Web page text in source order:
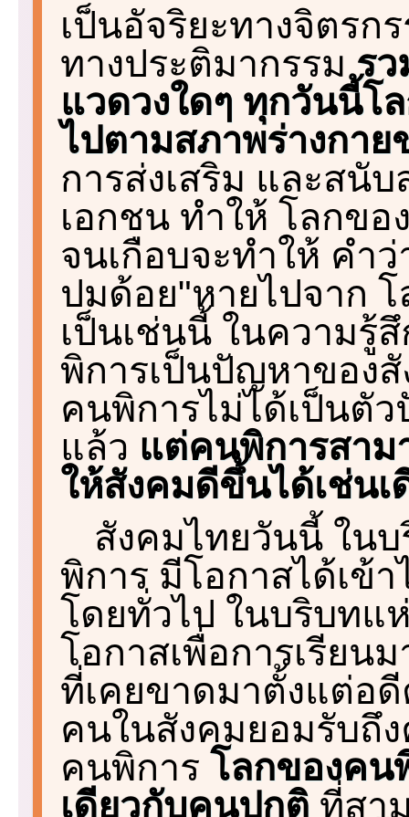
เป็นอัจริยะทางจิตรก
ทางประติมากรรมรว
แวดวงใดๆ ทุกวันนี้โ
ไปตามสภาพร่างกาย
การส่งเสริม และสนั
เอกชน ทำให้ โลกข
จนเกือบจะทำให้ คำ
ปมด้อย"หายไปจาก
เป็นเช่นนี้ ในความรู้
พิการเป็นปัญหาของ
คนพิการไม่ได้เป็นตั
แล้ว แต่คนพิการสาม
ให้สังคมดีขึ้นได้เช่น
สังคมไทยวันนี้ ใน
พิการ มีโอกาสได้เข้
โดยทั่วไป ในบริบทแ
โอกาสเพื่อการเรียน
ที่เคยขาดมาตั้งแต่อ
คนในสังคมยอมรับถึ
คนพิการ โลกของคน
เดียวกับคนปกติ ที่สา